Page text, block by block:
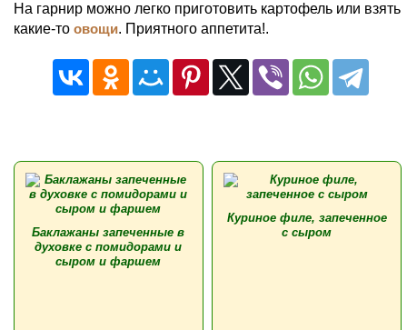
На гарнир можно легко приготовить картофель или взять
какие-то овощи. Приятного аппетита!.
Баклажаны запеченные в
духовке с помидорами и
сыром и фаршем
Куриное филе, запеченное
с сыром